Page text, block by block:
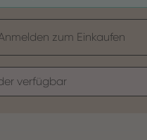
zum Einkaufen
verfügbar